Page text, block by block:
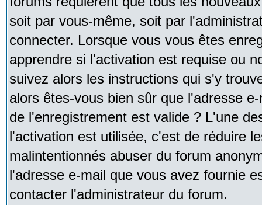
soit par vous-même, soit par
connecter. Lorsque vous vous êtes
apprendre si l'activation est requise ou
suivez alors les instructions qui s'y
alors êtes-vous bien sûr que l'adresse
de l'enregistrement est valide ? L'une
l'activation est utilisée, c'est de réduire
malintentionnés abuser du forum
l'adresse e-mail que vous avez fournie
contacter l'administrateur du forum.